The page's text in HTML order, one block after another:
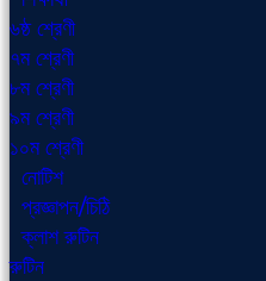
৬ষ্ঠ শ্রেণী
৭ম শ্রেণী
৮ম শ্রেণী
৯ম শ্রেণী
১০ম শ্রেণী
নোটিশ
প্রজ্ঞাপন/চিঠি
ক্লাশ রুটিন
রুটিন